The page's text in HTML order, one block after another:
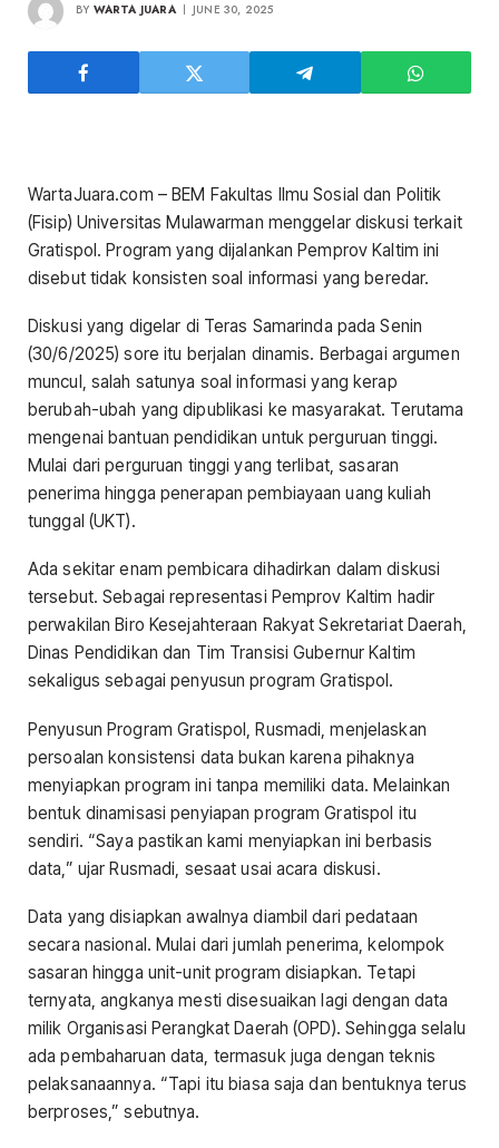
BY WARTA JUARA JUNE 30, 2025
WartaJuara.com – BEM Fakultas Ilmu Sosial dan Politik
(Fisip) Universitas Mulawarman menggelar diskusi terkait
Gratispol. Program yang dijalankan Pemprov Kaltim ini
disebut tidak konsisten soal informasi yang beredar.
Diskusi yang digelar di Teras Samarinda pada Senin
(30/6/2025) sore itu berjalan dinamis. Berbagai argumen
muncul, salah satunya soal informasi yang kerap
berubah-ubah yang dipublikasi ke masyarakat. Terutama
mengenai bantuan pendidikan untuk perguruan tinggi.
Mulai dari perguruan tinggi yang terlibat, sasaran
penerima hingga penerapan pembiayaan uang kuliah
tunggal (UKT).
Ada sekitar enam pembicara dihadirkan dalam diskusi
tersebut. Sebagai representasi Pemprov Kaltim hadir
perwakilan Biro Kesejahteraan Rakyat Sekretariat Daerah,
Dinas Pendidikan dan Tim Transisi Gubernur Kaltim
sekaligus sebagai penyusun program Gratispol.
Penyusun Program Gratispol, Rusmadi, menjelaskan
persoalan konsistensi data bukan karena pihaknya
menyiapkan program ini tanpa memiliki data. Melainkan
bentuk dinamisasi penyiapan program Gratispol itu
sendiri. “Saya pastikan kami menyiapkan ini berbasis
data,” ujar Rusmadi, sesaat usai acara diskusi.
Data yang disiapkan awalnya diambil dari pedataan
secara nasional. Mulai dari jumlah penerima, kelompok
sasaran hingga unit-unit program disiapkan. Tetapi
ternyata, angkanya mesti disesuaikan lagi dengan data
milik Organisasi Perangkat Daerah (OPD). Sehingga selalu
ada pembaharuan data, termasuk juga dengan teknis
pelaksanaannya. “Tapi itu biasa saja dan bentuknya terus
berproses,” sebutnya.